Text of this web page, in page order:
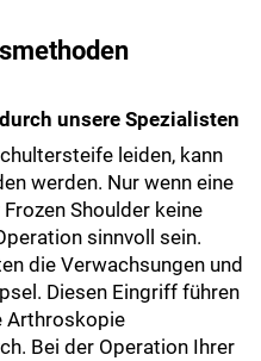
unsere Spezialisten
leiden, kann
werden. Nur wenn eine
Shoulder keine
sinnvoll sein.
die Verwachsungen und
Diesen Eingriff führen
Arthroskopie
Bei der Operation Ihrer